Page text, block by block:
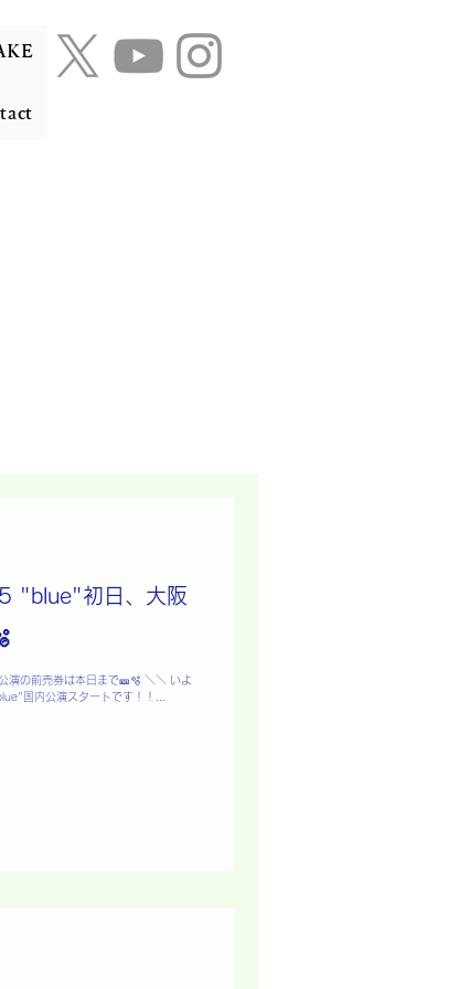
"blue"初日、大阪
の前売券は本日まで🎫🫧 ＼＼ いよ
国内公演スタートです！！...